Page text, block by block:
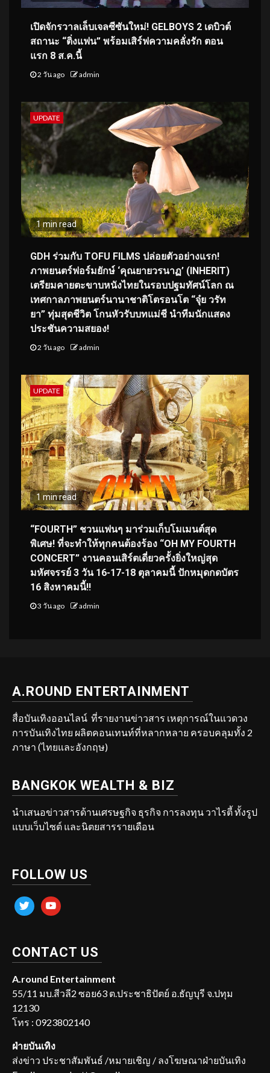
เปิดจักรวาลเล็บเจลซีซันใหม่! GELBOYS 2 เดบิวต์
สถานะ “ติ่งแฟน” พร้อมเสิร์ฟความคลั่งรัก ตอน
แรก 8 ส.ค.นี้
2 วัน ago admin
UPDATE
1 min read
GDH ร่วมกับ TOFU FILMS ปล่อยตัวอย่างแรก!
ภาพยนตร์ฟอร์มยักษ์ ‘คุณยายวรนาฏ’ (INHERIT)
เตรียมคายตะขาบหนังไทยในรอบปฐมทัศน์โลก ณ
เทศกาลภาพยนตร์นานาชาติโตรอนโต “จุ๋ย วรัท
ยา” ทุ่มสุดชีวิต โกนหัวรับบทแม่ชี นำทีมนักแสดง
ประชันความสยอง!
2 วัน ago admin
UPDATE
1 min read
“FOURTH” ชวนแฟนๆ มาร่วมเก็บโมเมนต์สุด
พิเศษ! ที่จะทำให้ทุกคนต้องร้อง “OH MY FOURTH
CONCERT” งานคอนเสิร์ตเดี่ยวครั้งยิ่งใหญ่สุด
มหัศจรรย์ 3 วัน 16-17-18 ตุลาคมนี้ ปักหมุดกดบัตร
16 สิงหาคมนี้!!
3 วัน ago admin
A.ROUND ENTERTAINMENT
สื่อบันเทิงออนไลน์ ที่รายงานข่าวสาร เหตุการณ์ในแวดวง
การบันเทิงไทย ผลิตคอนเทนท์ที่หลากหลาย ครอบคลุมทั้ง 2
ภาษา (ไทยและอังกฤษ)
BANGKOK WEALTH & BIZ
นำเสนอข่าวสารด้านเศรษฐกิจ ธุรกิจ การลงทุน วาไรตี้ ทั้งรูป
แบบเว็บไซต์ และนิตยสารรายเดือน
FOLLOW US
twitter youtube
CONTACT US
A.round Entertainment
55/11 มบ.สีวลี2 ซอย63 ต.ประชาธิปัตย์ อ.ธัญบุรี จ.ปทุม
12130
โทร : 0923802140
ฝ่ายบันเทิง
ส่งข่าว ประชาสัมพันธ์ /หมายเชิญ / ลงโฆษณาฝ่ายบันเทิง